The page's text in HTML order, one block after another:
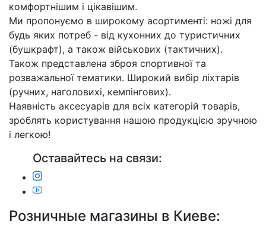
комфортнішим і цікавішим.
Ми пропонуємо в широкому асортименті: ножі для
будь яких потреб - від кухонних до туристичних
(бушкрафт), а також військових (тактичних).
Також представлена зброя спортивної та
розважальної тематики. Широкий вибір ліхтарів
(ручних, наголовихі, кемпінгових).
Наявність аксесуарів для всіх категорій товарів,
зроблять користування нашою продукцією зручною
і легкою!
Оставайтесь на связи:
Розничные магазины в Киеве: